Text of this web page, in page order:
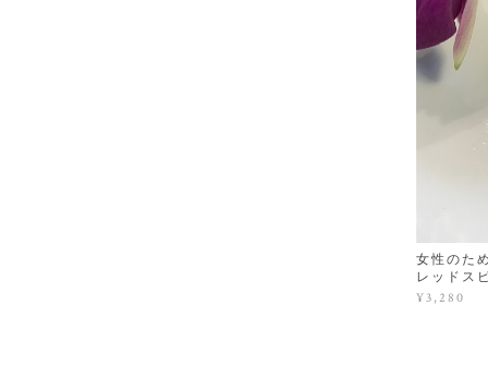
女性のた
レッド
¥3,280